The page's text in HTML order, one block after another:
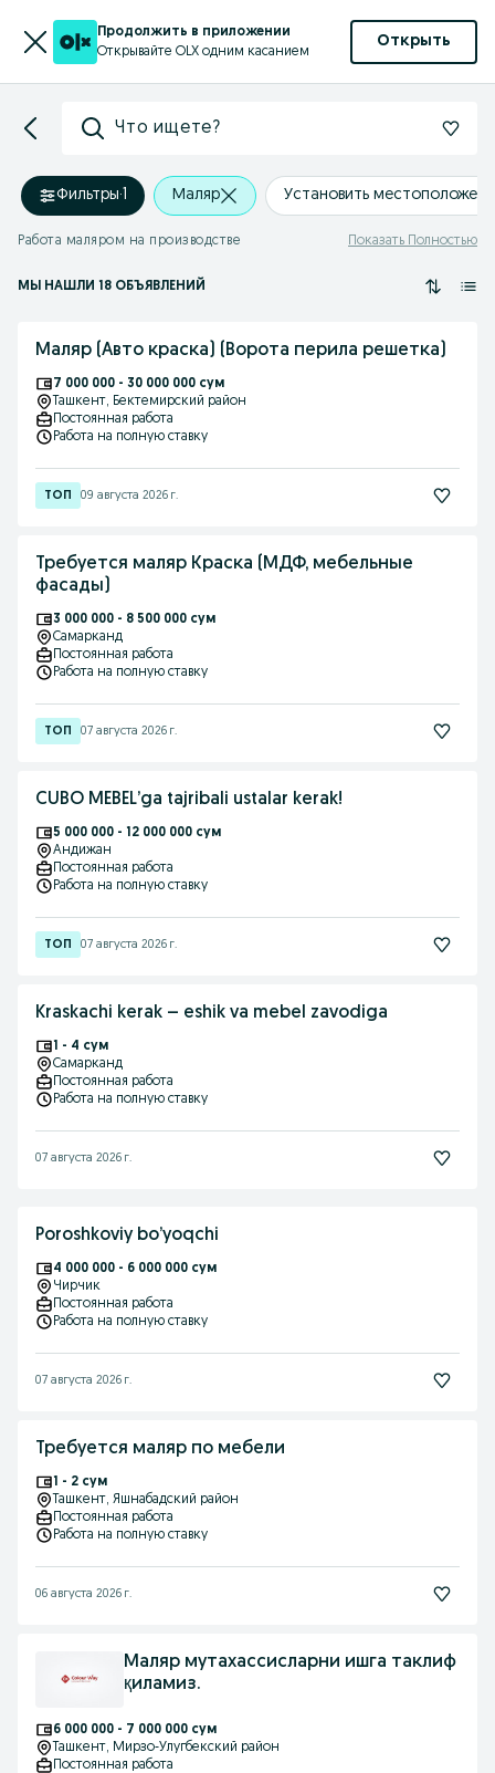
Продолжить в приложении
Открывайте OLX одним касанием
Открыть
Что ищете?
Фильтры·1 Маляр Установить
Работа маляром на производстве Показать Полностью
МЫ НАШЛИ 18 ОБЪЯВЛЕНИЙ
Маляр (Авто краска) (Ворота перила решетка)
7 000 000 - 30 000 000 сум
Ташкент, Бектемирский район
Постоянная работа
Работа на полную ставку
09 августа 2026 г.
Требуется маляр Краска (МДФ, мебельные
фасады)
3 000 000 - 8 500 000 сум
Самарканд
Постоянная работа
Работа на полную ставку
07 августа 2026 г.
CUBO MEBEL’ga tajribali ustalar kerak!
5 000 000 - 12 000 000 сум
Андижан
Постоянная работа
Работа на полную ставку
07 августа 2026 г.
Kraskachi kerak – eshik va mebel zavodiga
1 - 4 сум
Самарканд
Постоянная работа
Работа на полную ставку
07 августа 2026 г.
Poroshkoviy bo’yoqchi
4 000 000 - 6 000 000 сум
Чирчик
Постоянная работа
Работа на полную ставку
07 августа 2026 г.
Требуется маляр по мебели
1 - 2 сум
Ташкент, Яшнабадский район
Постоянная работа
Работа на полную ставку
06 августа 2026 г.
Маляр мутахассисларни ишга таклиф
қиламиз.
6 000 000 - 7 000 000 сум
Ташкент, Мирзо-Улугбекский район
Постоянная работа